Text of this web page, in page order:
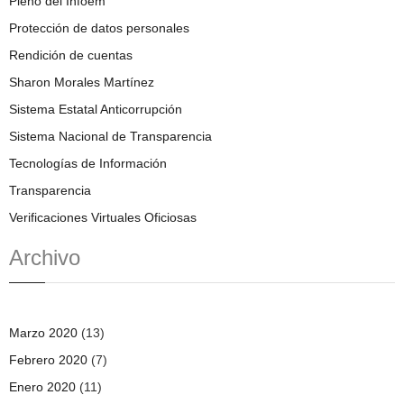
Protección de datos personales
Rendición de cuentas
Sharon Morales Martínez
Sistema Estatal Anticorrupción
Sistema Nacional de Transparencia
Tecnologías de Información
Transparencia
Verificaciones Virtuales Oficiosas
Archivo
Marzo 2020 (13)
Febrero 2020 (7)
Enero 2020 (11)